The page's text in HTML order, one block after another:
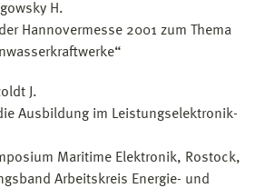
H.
Hannovermesse 2001 zum Thema
J.
Ausbildung im Leistungselektronik-
Maritime Elektronik, Rostock,
Arbeitskreis Energie- und